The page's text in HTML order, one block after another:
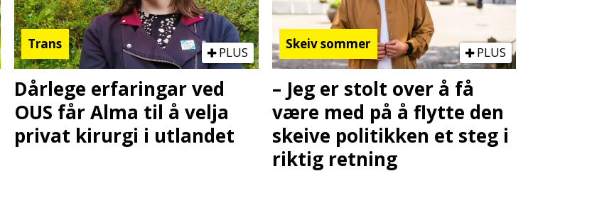
Trans
PLUS
Dårlege erfaringar ved
OUS får Alma til å velja
privat kirurgi i utlandet
Skeiv sommer
PLUS
– Jeg er stolt over å få
være med på å flytte den
skeive politikken et steg i
riktig retning